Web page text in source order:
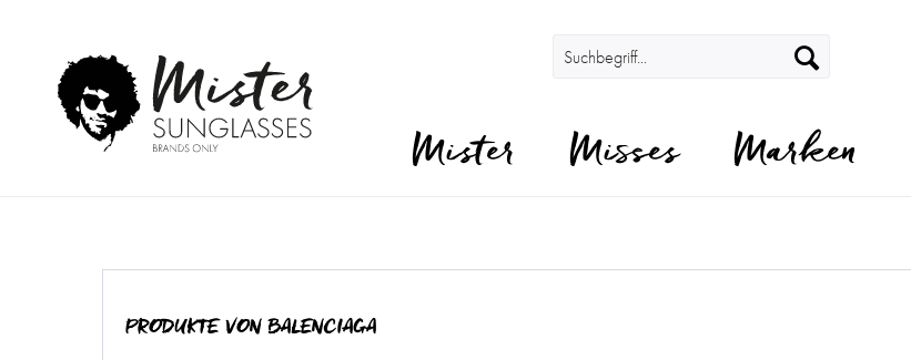
Mister Misses Marken
PRODUKTE VON BALENCIAGA